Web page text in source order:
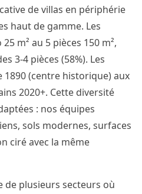
de villas en périphérie
haut de gamme. Les
m² au 5 pièces 150 m²,
3-4 pièces (58%). Les
(centre historique) aux
2020+. Cette diversité
: nos équipes
sols modernes, surfaces
ciré avec la même
de plusieurs secteurs où